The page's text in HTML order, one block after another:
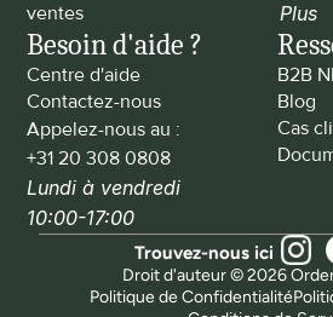
ventes
Plus
Besoin d'aide ?
Centre d'aide
Contactez-nous
Appelez-nous au :
+31 20 308 0808
Lundi à vendredi
10:00-17:00
B2B
Blog
Cas
Droit d'auteur © 2026
Politique de Confidentialité
Trouvez-nous ici